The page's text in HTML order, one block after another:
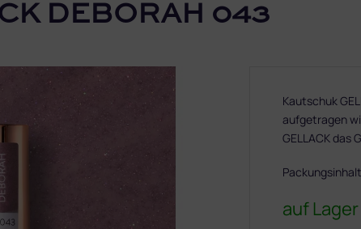
DEBORAH 043
auf Lager
Kautschuk
aufgetragen
GELLACK das